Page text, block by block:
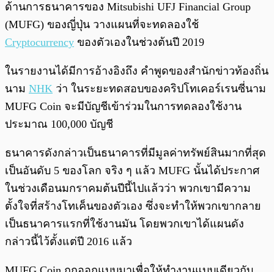
ด้านการธนาคารของ Mitsubishi UFJ Financial Group
(MUFG) ของญี่ปุ่น วางแผนที่จะทดลองใช้
Cryptocurrency ของตัวเองในช่วงต้นปี 2019
ในรายงานได้มีการอ้างอิงถึง คำพูดของสำนักข่าวท้องถิ่น
นาม NHK ว่า ในระยะทดสอบของคริปโทเคอร์เรนซี่นาม
MUFG Coin จะมีบัญชีเข้าร่วมในการทดลองใช้งาน
ประมาณ 100,000 บัญชี
ธนาคารดังกล่าวเป็นธนาคารที่มีมูลค่าทรัพย์สินมากที่สุด
เป็นอันดับ 5 ของโลก จริง ๆ แล้ว MUFG นั้นได้ประกาศ
ในช่วงเดือนมกราคมต้นปีนี้ไปแล้วว่า พวกเขามีความ
ตั้งใจที่สร้างโทเค็นของตัวเอง ซึ่งจะทำให้พวกเขากลาย
เป็นธนาคารแรกที่ใช้งานมัน โดยพวกเขาได้แผนดัง
กล่าวนี้ไว้ตั้งแต่ปี 2016 แล้ว